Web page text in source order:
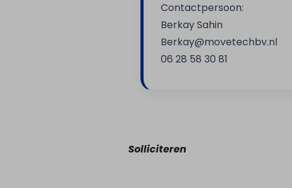
Contactpersoon:
Berkay Sahin
Berkay@movetechbv.nl
06 28 58 30 81
Solliciteren